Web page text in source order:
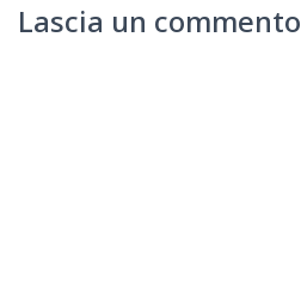
Lascia un commento